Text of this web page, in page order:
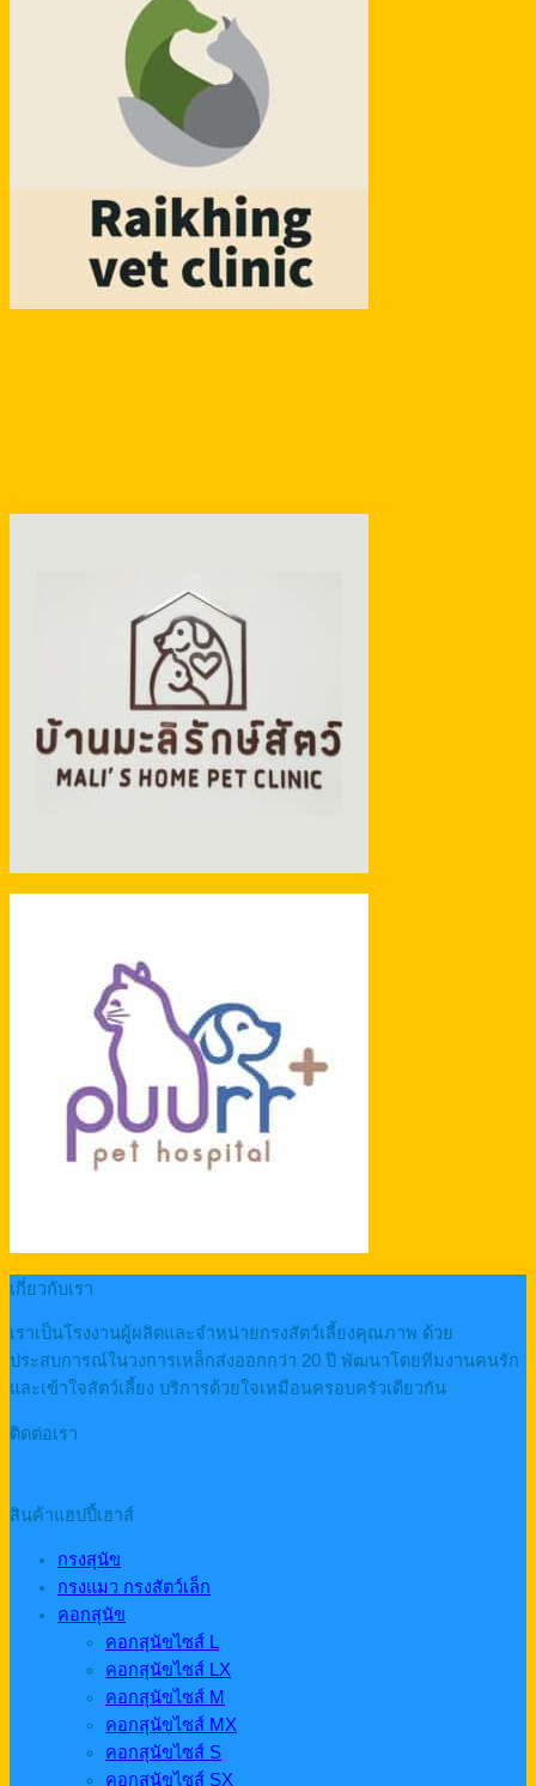
เกี่ยวกับเรา
เราเป็นโรงงานผู้ผลิตและจำหน่ายกรงสัตว์เลี้ยงคุณภาพ ด้วย
ประสบการณ์ในวงการเหล็กส่งออกกว่า 20 ปี พัฒนาโดยทีมงานคนรัก
และเข้าใจสัตว์เลี้ยง บริการด้วยใจเหมือนครอบครัวเดียวกัน
ติดต่อเรา
สินค้าแฮปปี้เฮาส์
กรงสุนัข
กรงแมว กรงสัตว์เล็ก
คอกสุนัข
คอกสุนัขไซส์ L
คอกสุนัขไซส์ LX
คอกสุนัขไซส์ M
คอกสุนัขไซส์ MX
คอกสุนัขไซส์ S
คอกสุนัขไซส์ SX